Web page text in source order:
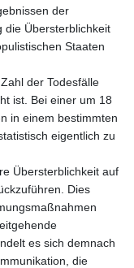
der
die Übersterblichkeit
Staaten
der Todesfälle
ist. Bei einer um 18
in einem bestimmten
eigentlich zu
Übersterblichkeit auf
Dies
es sich demnach
die